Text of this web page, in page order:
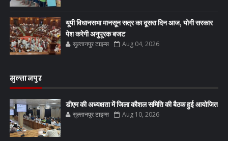
यूपी विधानसभा मानसून सत्र का दूसरा दिन आज, योगी सरकार
पेश करेगी अनुपूरक बजट
सुल्तानपुर टाइम्स Aug 04, 2026
सुल्तानपुर
डीएम की अध्यक्षता में जिला कौशल समिति की बैठक हुई आयोजित
सुल्तानपुर टाइम्स Aug 10, 2026